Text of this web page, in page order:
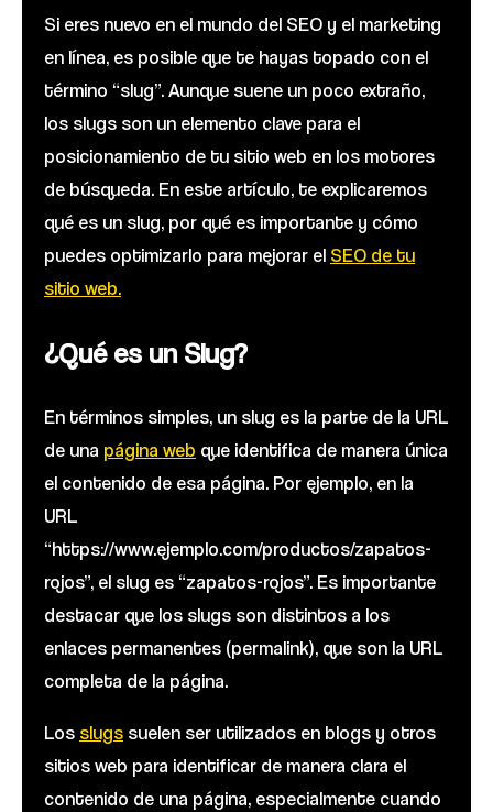
Si eres nuevo en el mundo del SEO y el marketing
en línea, es posible que te hayas topado con el
término “slug”. Aunque suene un poco extraño,
los slugs son un elemento clave para el
posicionamiento de tu sitio web en los motores
de búsqueda. En este artículo, te explicaremos
qué es un slug, por qué es importante y cómo
puedes optimizarlo para mejorar el SEO de tu
sitio web.
¿Qué es un Slug?
En términos simples, un slug es la parte de la URL
de una página web que identifica de manera única
el contenido de esa página. Por ejemplo, en la
URL
“https://www.ejemplo.com/productos/zapatos-
rojos”, el slug es “zapatos-rojos”. Es importante
destacar que los slugs son distintos a los
enlaces permanentes (permalink), que son la URL
completa de la página.
Los slugs suelen ser utilizados en blogs y otros
sitios web para identificar de manera clara el
contenido de una página, especialmente cuando